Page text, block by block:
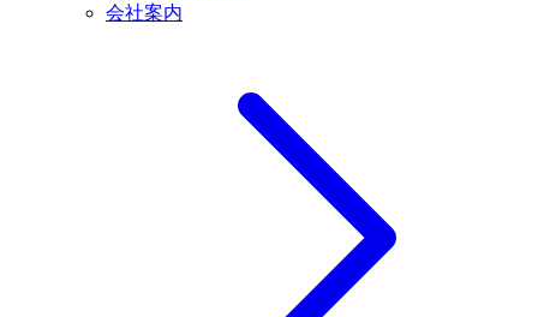
会社案内